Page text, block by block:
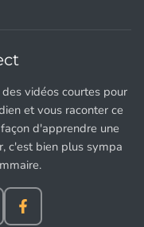
vidéos courtes pour
et vous raconter ce
d'apprendre une
c'est bien plus sympa